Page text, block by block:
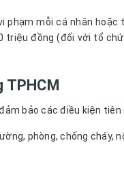
phạm mỗi cá nhân hoặc
triệu đồng (đối với tổ
TPHCM
bảo các điều kiện tiên
phòng, chống cháy,